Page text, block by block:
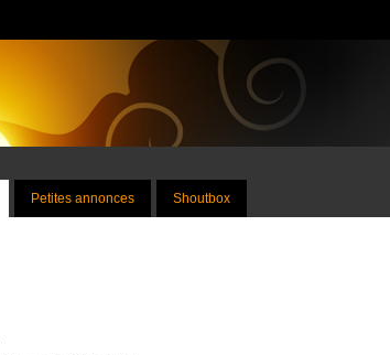
Petites annonces Shoutbox